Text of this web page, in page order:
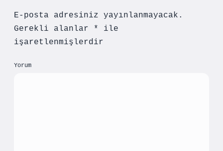
E-posta adresiniz yayınlanmayacak.
Gerekli alanlar
*
ile
işaretlenmişlerdir
Yorum